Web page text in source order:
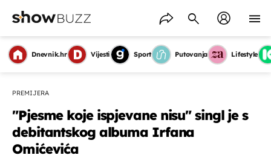
Dnevnik.hr Vijesti Sport Putovanja Lifestyle
PREMIJERA
"Pjesme koje ispjevane nisu" singl je s
debitantskog albuma Irfana
Omićevića